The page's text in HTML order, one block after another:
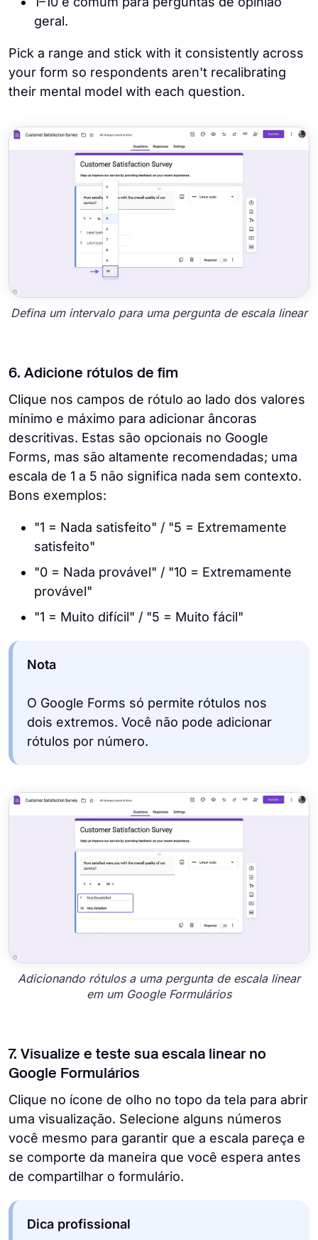
geral.
Pick a range and stick with it consistently across
your form so respondents aren't recalibrating
their mental model with each question.
Defina um intervalo para uma pergunta de escala linear
6. Adicione rótulos de fim
Clique nos campos de rótulo ao lado dos valores
mínimo e máximo para adicionar âncoras
descritivas. Estas são opcionais no Google
Forms, mas são altamente recomendadas; uma
escala de 1 a 5 não significa nada sem contexto.
Bons exemplos:
"1 = Nada satisfeito" / "5 = Extremamente
satisfeito"
"0 = Nada provável" / "10 = Extremamente
provável"
"1 = Muito difícil" / "5 = Muito fácil"
Nota
O Google Forms só permite rótulos nos
dois extremos. Você não pode adicionar
rótulos por número.
Adicionando rótulos a uma pergunta de escala linear
em um Google Formulários
7. Visualize e teste sua escala linear no
Google Formulários
Clique no ícone de olho no topo da tela para abrir
uma visualização. Selecione alguns números
você mesmo para garantir que a escala pareça e
se comporte da maneira que você espera antes
de compartilhar o formulário.
Dica profissional